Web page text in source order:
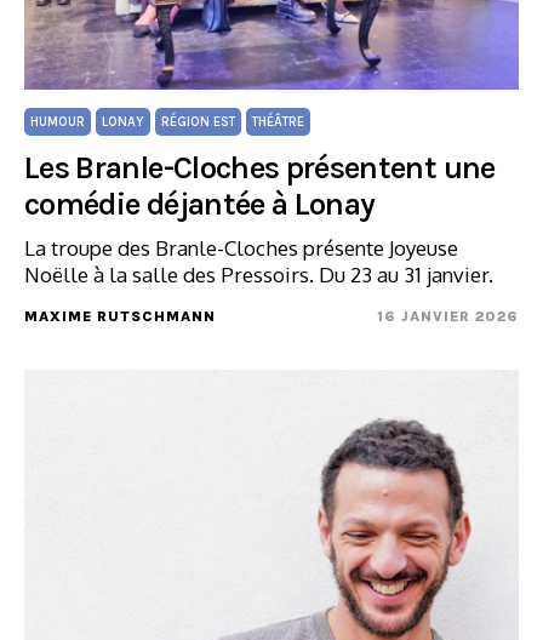
HUMOUR LONAY RÉGION EST THÉÂTRE
Les Branle-Cloches présentent une
comédie déjantée à Lonay
La troupe des Branle-Cloches présente Joyeuse
Noëlle à la salle des Pressoirs. Du 23 au 31 janvier.
MAXIME RUTSCHMANN 16 JANVIER 2026